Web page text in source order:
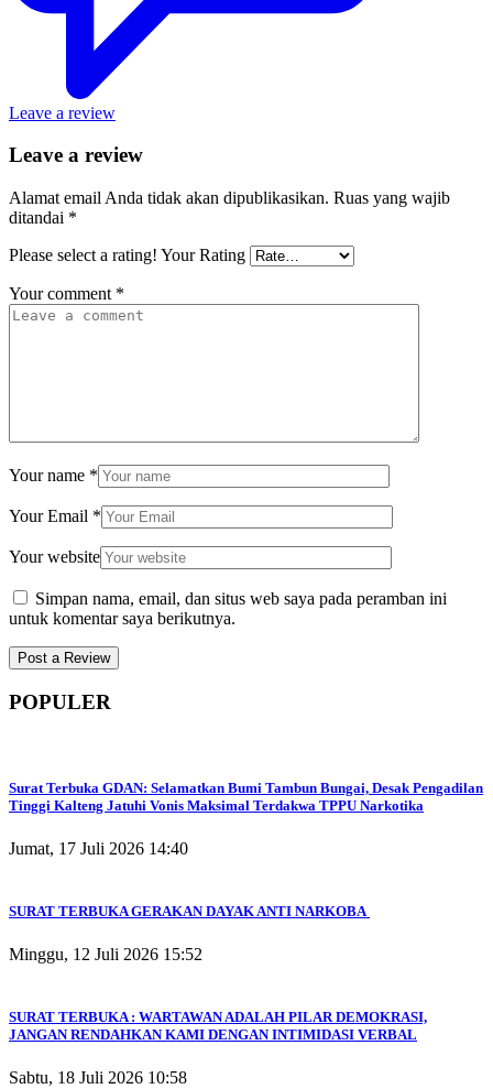
Leave a review
Leave a review
Alamat email Anda tidak akan dipublikasikan. Ruas yang wajib
ditandai *
Please select a rating! Your Rating
Your comment *
Your name *
Your Email *
Your website
Simpan nama, email, dan situs web saya pada peramban ini
untuk komentar saya berikutnya.
POPULER
Surat Terbuka GDAN: Selamatkan Bumi Tambun Bungai, Desak Pengadilan
Tinggi Kalteng Jatuhi Vonis Maksimal Terdakwa TPPU Narkotika
Jumat, 17 Juli 2026 14:40
SURAT TERBUKA GERAKAN DAYAK ANTI NARKOBA
Minggu, 12 Juli 2026 15:52
SURAT TERBUKA : WARTAWAN ADALAH PILAR DEMOKRASI,
JANGAN RENDAHKAN KAMI DENGAN INTIMIDASI VERBAL
Sabtu, 18 Juli 2026 10:58